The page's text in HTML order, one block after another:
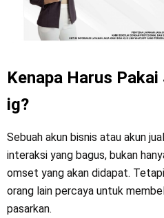
Kenapa Harus
ig?
Sebuah akun bisnis atau akun
interaksi yang bagus, bukan
omset yang akan didapat.
orang lain percaya untuk
pasarkan.